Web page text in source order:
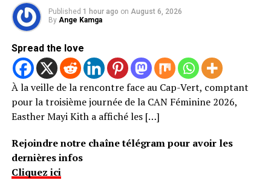
Published 1 hour ago on August 6, 2026
By Ange Kamga
Spread the love
À la veille de la rencontre face au Cap-Vert, comptant
pour la troisième journée de la CAN Féminine 2026,
Easther Mayi Kith a affiché les […]
Rejoindre notre chaîne télégram pour avoir les
dernières infos
Cliquez ici